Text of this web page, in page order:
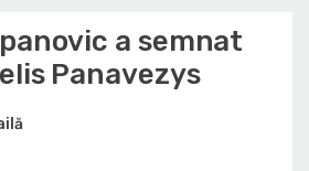
a semnat
Panavezys